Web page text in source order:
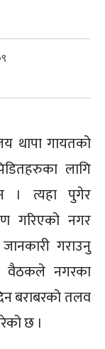
थापा गायतको
लागि
। त्यहा पुगेर
गरिएको नगर
गराउनु
वैठकले नगरका
बराबरको तलव
छ ।